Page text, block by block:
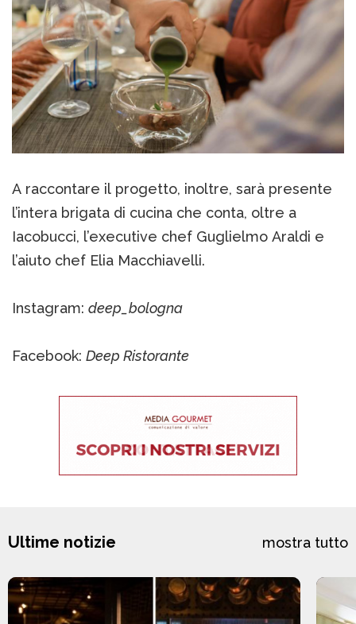
A raccontare il progetto, inoltre, sarà presente
l’intera brigata di cucina che conta, oltre a
Iacobucci, l’executive chef Guglielmo Araldi e
l’aiuto chef Elia Macchiavelli.
Instagram: deep_bologna
Facebook: Deep Ristorante
Ultime notizie mostra tutto